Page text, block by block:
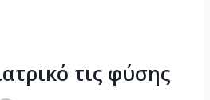
τις φύσης